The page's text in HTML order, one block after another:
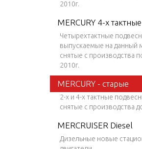
2010г.
MERCURY 4-х тактные
Четырехтактные
выпускаемые на данный
снятые с производства
2010г.
MERCURY - старые
2-х и 4-х тактные
снятые с производства
MERCRUISER Diesel
Дизельные новые